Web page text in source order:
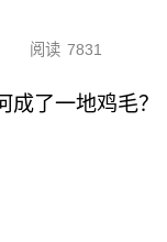
阅读 7831
了一地鸡毛？